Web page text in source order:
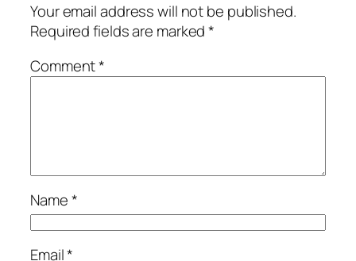
Your email address will not be published.
Required fields are marked*
Comment*
Name*
Email*